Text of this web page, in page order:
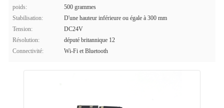
poids:
500 grammes
Stabilisation:
D'une hauteur inférieure ou égale à 300 mm
Tension:
DC24V
Résolution:
député britannique 12
Connectivité:
Wi-Fi et Bluetooth